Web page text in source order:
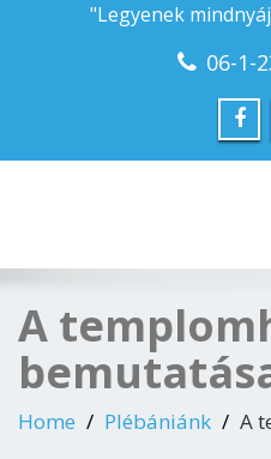
"Legyenek
06-1-
A
Home Plébániánk A